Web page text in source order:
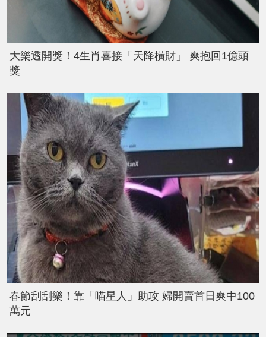
大樂透開獎！4生肖喜接「天降橫財」 爽抱回1億頭
獎
春節刮刮樂！靠「喵星人」助攻 婦開賣首日爽中100
萬元